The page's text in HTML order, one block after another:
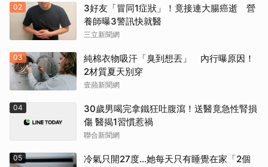
02
3好友「冒同1症狀」！竟接連大腸癌逝 營
養師曝3警訊快就醫
三立新聞網
03
純棉衣物吸汗「臭到想丟」 內行曝原因！
2材質夏天別穿
壹蘋新聞網
04
30歲男喝完拿鐵狂吐腹瀉！送醫竟急性腎損
傷 醫揭1習慣惹禍
聯合新聞網
05
冷氣只開27度…她每天只有睡覺在家「2個